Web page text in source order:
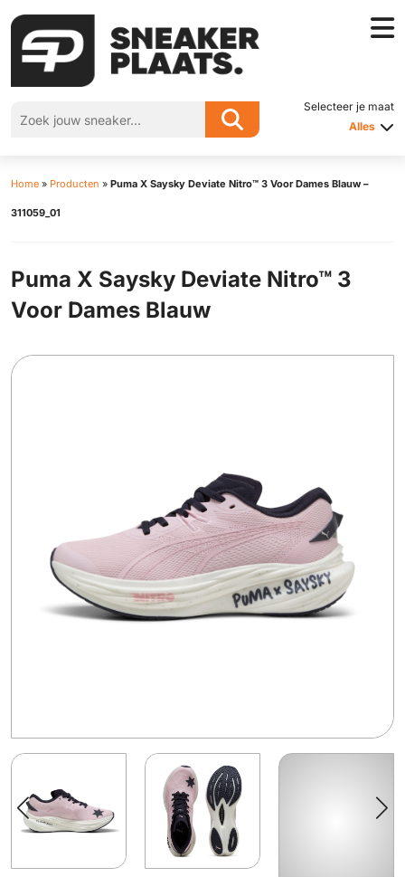
Selecteer je maat
Alles
Home » Producten » Puma X Saysky Deviate Nitro™ 3 Voor Dames Blauw –
311059_01
Puma X Saysky Deviate Nitro™ 3
Voor Dames Blauw